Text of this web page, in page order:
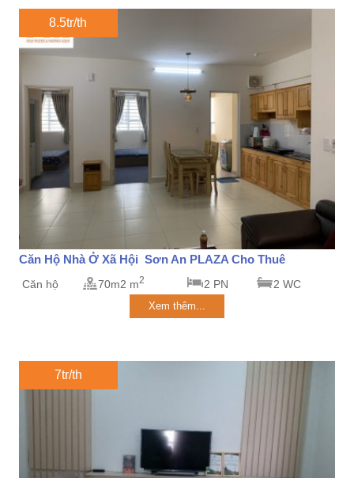
8.5tr/th
Căn Hộ Nhà Ở Xã Hội Sơn An PLAZA Cho Thuê
Căn hộ 70m2 m2 2 PN 2 WC
Xem thêm...
7tr/th